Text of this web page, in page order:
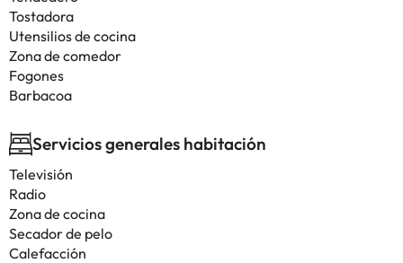
Tostadora
Utensilios de cocina
Zona de comedor
Fogones
Barbacoa
Servicios generales habitación
Televisión
Radio
Zona de cocina
Secador de pelo
Calefacción